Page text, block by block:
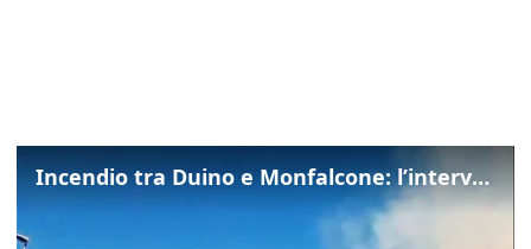
Incendio tra Duino e Monfalcone: l’intervento dei vigili del fuoco